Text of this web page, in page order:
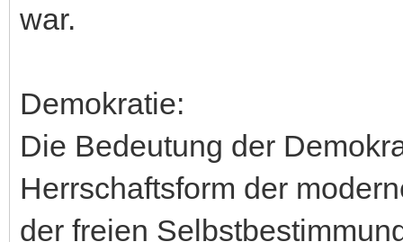
war.
Demokratie:
Die Bedeutung der
Herrschaftsform der
der freien